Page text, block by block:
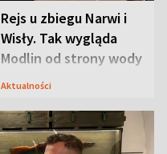
Rejs u zbiegu Narwi i
Wisły. Tak wygląda
Modlin od strony wody
Aktualności